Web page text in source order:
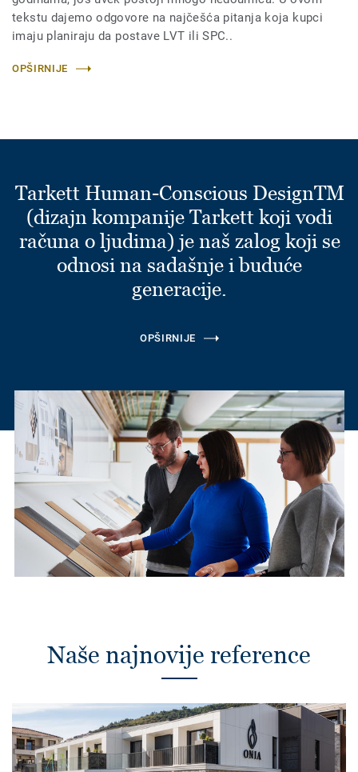
tekstu dajemo odgovore na najčešća pitanja koja kupci
imaju planiraju da postave LVT ili SPC..
OPŠIRNIJE
Tarkett Human-Conscious DesignTM
(dizajn kompanije Tarkett koji vodi
računa o ljudima) je naš zalog koji se
odnosi na sadašnje i buduće
generacije.
OPŠIRNIJE
Naše najnovije reference